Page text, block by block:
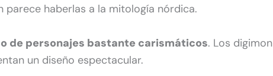
parece haberlas a la mitología nórdica.
de personajes bastante carismáticos. Los digimon
un diseño espectacular.